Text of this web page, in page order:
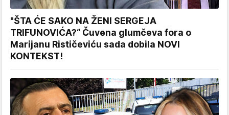
"ŠTA ĆE SAKO NA ŽENI SERGEJA
TRIFUNOVIĆA?“ Čuvena glumčeva fora o
Marijanu Rističeviću sada dobila NOVI
KONTEKST!